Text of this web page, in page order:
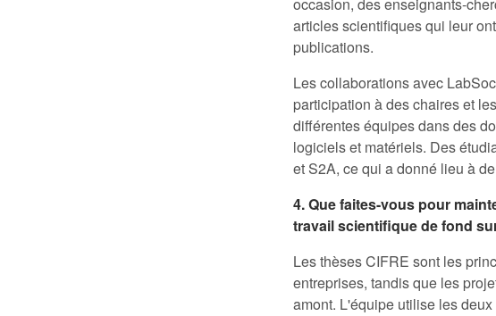
occasion, des enseignants-
articles scientifiques qui leur
publications.
Les collaborations avec
participation à des chaires et
différentes équipes dans des
logiciels et matériels. Des
et S2A, ce qui a donné lieu à
4. Que faites-vous pour
travail scientifique de fond
Les thèses CIFRE sont les
entreprises, tandis que les
amont. L'équipe utilise les deux